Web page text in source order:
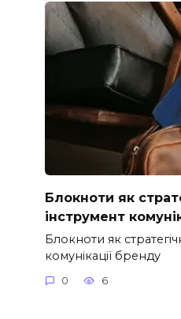
Блокноти як
інструмент
Блокноти як
комунікації бренду
0 6